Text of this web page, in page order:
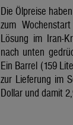
Die Ölpreise
zum
Lösung im Iran-
nach unten
Ein Barrel (159
zur Lieferung im
Dollar und damit